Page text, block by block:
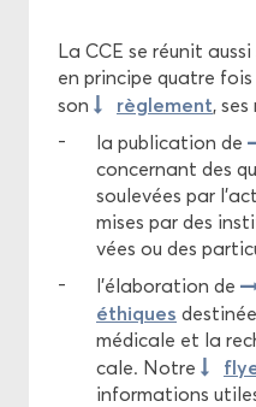
Com­mis­sion
La CCE se réunit
en prin­cipe quatre
son
rè­gle­ment,
la pu­bli­ca­tion de
concer­nant des
sou­le­vées par
mises par des
vées ou des
l'éla­bo­ra­tion de
éthiques
mé­di­cale et la
cale. Notre
in­for­ma­tions